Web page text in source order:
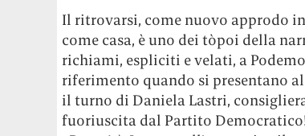
Il ritrovarsi, come nuovo approdo
come casa, è uno dei tòpoi della
richiami, espliciti e velati, a
riferimento quando si presentano
il turno di Daniela Lastri,
fuoriuscita dal Partito